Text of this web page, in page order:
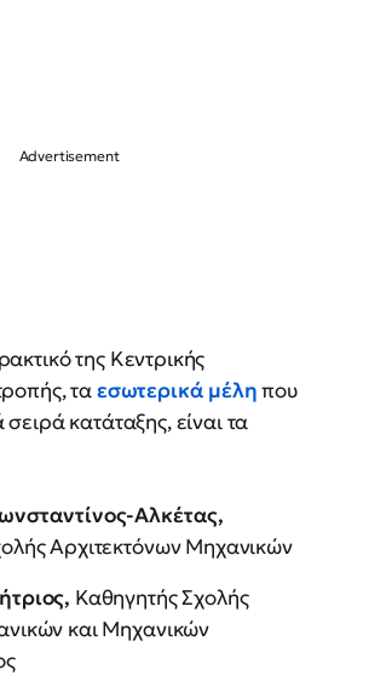
της Κεντρικής
ταεσωτερικά μέληπου
κατάταξης, είναι τα
Αλκέτας,
Αρχιτεκτόνων Μηχανικών
Καθηγητής Σχολής
και Μηχανικών